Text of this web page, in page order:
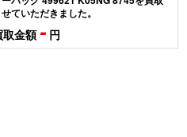
ていただきました。
取金額- 円